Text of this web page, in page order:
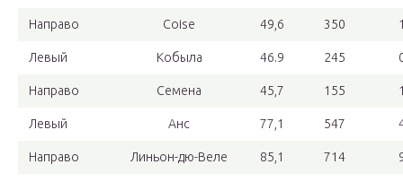
Направо Coise 49,6 350
Левый Кобыла 46.9 245
Направо Семена 45,7 155
Левый Анс 77,1 547
Направо Линьон-дю-Веле 85,1 714